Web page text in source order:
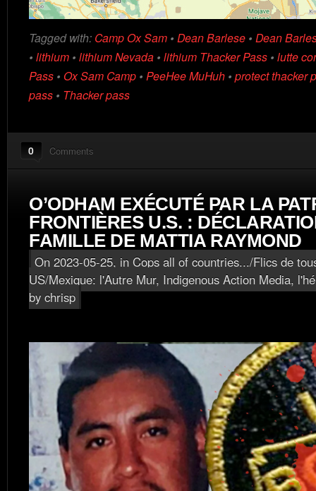
Tagged with: Camp Ox Sam • Dean Barlese • Dean
• lithium • lithium Nevada • lithium Thacker Pass • lutte
Pass • Ox Sam Camp • PeeHee MuHuh • protect thacker
pass • Thacker pass
0 Comments
O’ODHAM EXÉCUTÉ PAR LA
FRONTIÈRES U.S. :
FAMILLE DE MATTIA RAYMOND
On 2023-05-25, in Cops all of countries.../Flics de
US/Mexique: l'Autre Mur, Indigenous Action Media,
by chrisp